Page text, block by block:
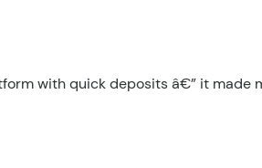
with quick deposits â€” it